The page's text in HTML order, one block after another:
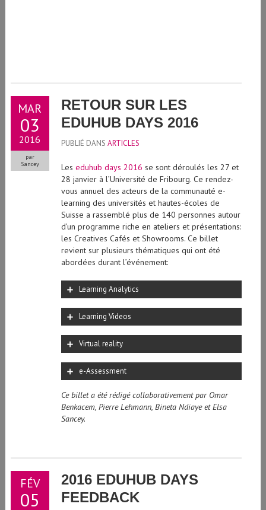
MAR
03
2016
Sancey
EDUHUB DAYS 2016
28 janvier à l’Université de Fribourg. Ce rendez-
vous annuel des acteurs de la communauté e-
learning des universités et hautes-écoles de
Suisse a rassemblé plus de 140 personnes autour
d’un programme riche en ateliers et présentations:
les Creatives Cafés et Showrooms. Ce billet
revient sur plusieurs thématiques qui ont été
abordées durant l’événement:
Learning Analytics
Learning Videos
Virtual reality
e-Assessment
Benkacem, Pierre Lehmann, Bineta Ndiaye et Elsa
Sancey.
FÉV
05
2016
FEEDBACK